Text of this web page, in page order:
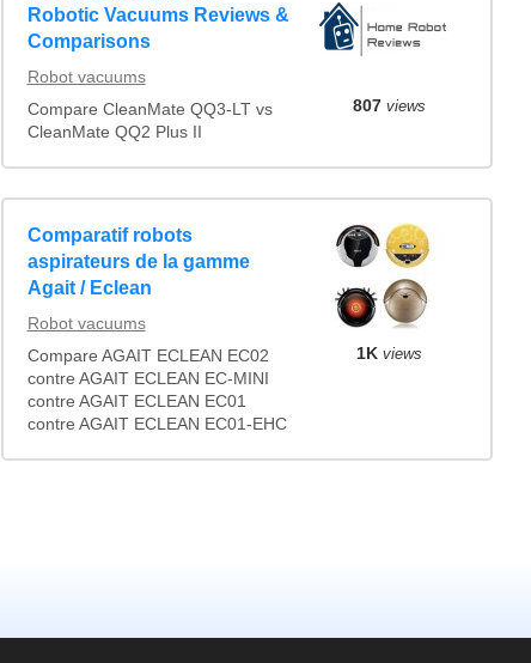
Robotic Vacuums Reviews &
Comparisons
Robot vacuums
Compare CleanMate QQ3-LT vs
CleanMate QQ2 Plus II
807views
Comparatif robots
aspirateurs de la gamme
Agait / Eclean
Robot vacuums
Compare AGAIT ECLEAN EC02
contre AGAIT ECLEAN EC-MINI
contre AGAIT ECLEAN EC01
contre AGAIT ECLEAN EC01-EHC
1K views